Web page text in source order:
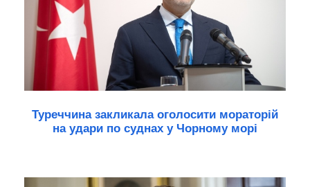
Туреччина закликала оголосити мораторій
на удари по суднах у Чорному морі